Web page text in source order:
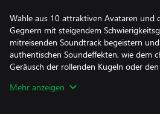
Wähle aus 10 attraktiven Avataren und
Gegnern mit steigendem
mitreisenden Soundtrack begeistern
authentischen Soundeffekten, wie dem
Geräusch der rollenden Kugeln oder
Ziele genau, gib dem Stoß etwas Effet
Mehr anzeigen